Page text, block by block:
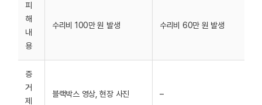
피
해
내
용
수리비 100만 원 발생 수리비 60만 원 발생
증
거
제
블랙박스 영상, 현장 사진 –